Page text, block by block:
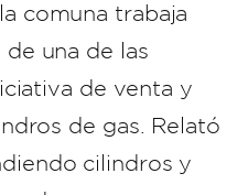
comuna trabaja
una de las
de venta y
de gas. Relató
cilindros y